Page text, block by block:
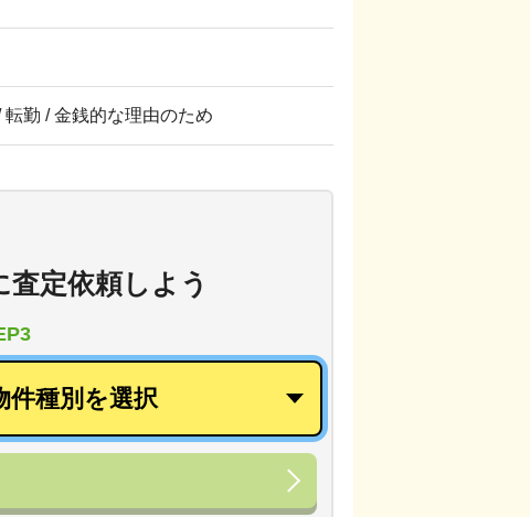
勤 / 金銭的な理由のため
査定依頼しよう